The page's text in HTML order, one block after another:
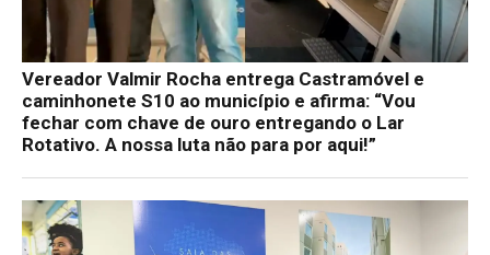
Vereador Valmir Rocha entrega Castramóvel e
caminhonete S10 ao município e afirma: “Vou
fechar com chave de ouro entregando o Lar
Rotativo. A nossa luta não para por aqui!”